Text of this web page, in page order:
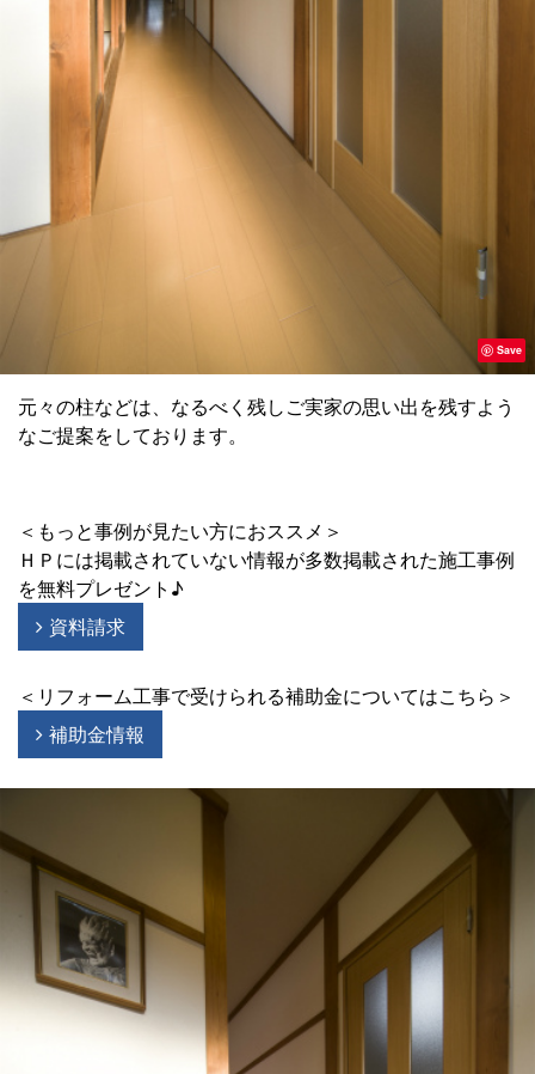
Save
元々の柱などは、なるべく残しご実家の思い出を残すよう
なご提案をしております。
＜もっと事例が見たい方におススメ＞
ＨＰには掲載されていない情報が多数掲載された施工事例
を無料プレゼント♪
資料請求
＜リフォーム工事で受けられる補助金についてはこちら＞
補助金情報